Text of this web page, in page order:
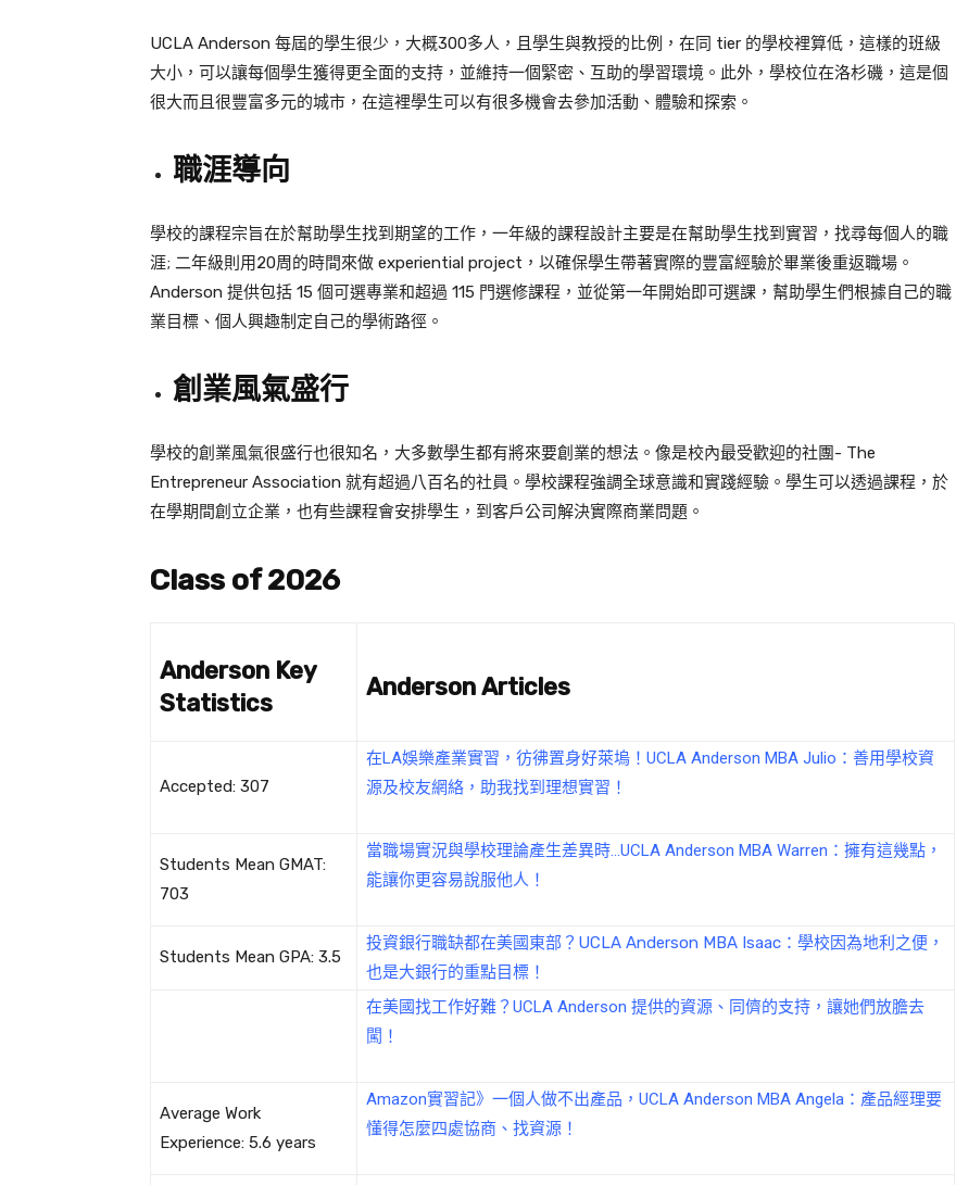
UCLA Anderson 每屆的學生很少，大概300多人，且學生與教授的比例，在同 tier 的學校裡算低，這樣的班級
大小，可以讓每個學生獲得更全面的支持，並維持一個緊密、互助的學習環境。此外， 學校位在洛杉磯，這是個
很大而且很豐富多元的城市，在這裡學生可以有很多機會去參加活動、體驗和探索。
職涯導向
學校的課程宗旨在於幫助學生找到期望的工作，一年級的課程設計主要是在幫助學生找到實習，找尋每個人的職
涯; 二年級則用20周的時間來做 experiential project，以確保學生帶著實際的豐富經驗於畢業後重返職場。
Anderson 提供包括 15 個可選專業和超過 115 門選修課程，並從第一年開始即可選課，幫助學生們根據自己的職
業目標、個人興趣制定自己的學術路徑。
創業風氣盛行
學校的創業風氣很盛行也很知名，大多數學生都有將來要創業的想法。像是校內最受歡迎的社團- The
Entrepreneur Association 就有超過八百名的社員。學校課程強調全球意識和實踐經驗。學生可以透過課程，於
在學期間創立企業，也有些課程會安排學生，到客戶公司解決實際商業問題。
Class of 2026
Anderson Key
Statistics
Anderson Articles
Accepted: 307
在LA娛樂產業實習，彷彿置身好萊塢！UCLA Anderson MBA Julio：善用學校資
源及校友網絡，助我找到理想實習！
Students Mean GMAT:
703
當職場實況與學校理論產生差異時…UCLA Anderson MBA Warren：擁有這幾點，
能讓你更容易說服他人！
Students Mean GPA: 3.5
投資銀行職缺都在美國東部？UCLA Anderson MBA Isaac：學校因為地利之便，
也是大銀行的重點目標！
在美國找工作好難？UCLA Anderson 提供的資源、同儕的支持，讓她們放膽去
闖！
Average Work
Experience: 5.6 years
Amazon實習記》一個人做不出產品，UCLA Anderson MBA Angela：產品經理要
懂得怎麼四處協商、找資源！